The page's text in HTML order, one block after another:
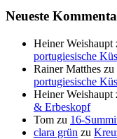
Neueste
Heiner Weishaupt
portugiesische
Rainer Matthes zu
portugiesische
Heiner Weishaupt
& Erbeskopf
Tom zu
clara grün zu